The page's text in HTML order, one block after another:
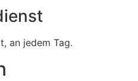
an jedem Tag.